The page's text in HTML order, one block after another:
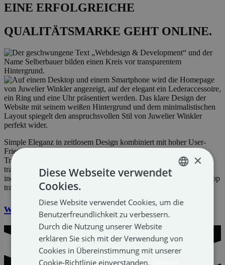
EINE ERFOLGREICHE
QUALITÄTSMARKE GEHT ONLINE.
Simple Eleganz in zeitlosem Design kombiniert mit hoher User-
Friendliness. So präsentiert sich die neue Website des
Traditionsbetriebs aus Landeck. Für Juwelier Winkler stehen
traditionelles Handwerk & Qualität ebenso im Vordergrund wie
individuelle Betreuung. Eben diese Werte, die auch Website & Shop
transportieren sollten.
www.juwelier-winkler.com ENGLISH
×
Diese Webseite verwendet
Cookies.
Diese Website verwendet Cookies, um die
Benutzerfreundlichkeit zu verbessern.
Durch die Nutzung unserer Website
erklären Sie sich mit der Verwendung von
Cookies in Übereinstimmung mit unserer
Cookie-Richtlinie einverstanden.